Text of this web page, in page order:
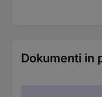
Dokumenti in